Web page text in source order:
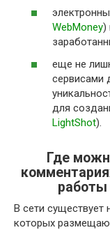
WebMoney)
еще не
сервисами
для
LightShot).
Где
работы
В сети
которых